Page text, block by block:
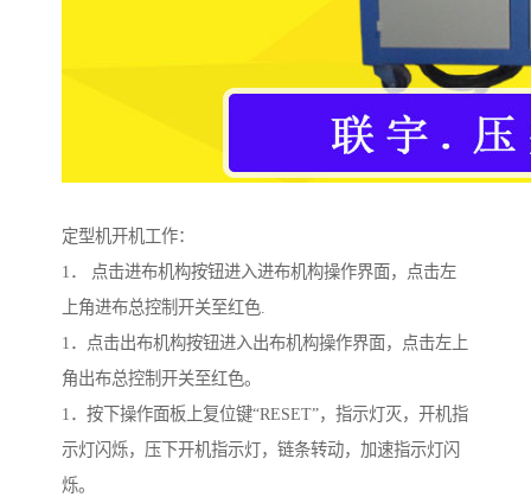
定型机开机工作：
1． 点击进布机构按钮进入进布机构操作界面，点击左
上角进布总控制开关至红色.
1．点击出布机构按钮进入出布机构操作界面，点击左上
角出布总控制开关至红色。
1．按下操作面板上复位键“RESET”，指示灯灭，开机指
示灯闪烁，压下开机指示灯，链条转动，加速指示灯闪
烁。